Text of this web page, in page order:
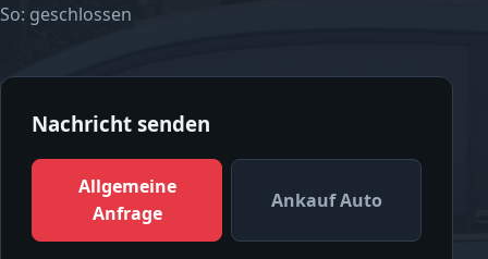
So: geschlossen
Nachricht senden
Allgemeine
Anfrage
Ankauf Auto